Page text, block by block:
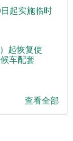
起实施临时
起恢复使
车配套
查看全部